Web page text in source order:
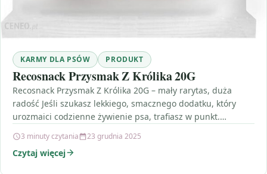
KARMY DLA PSÓW PRODUKT
Recosnack Przysmak Z Królika 20G
Recosnack Przysmak Z Królika 20G – mały rarytas, duża
radość Jeśli szukasz lekkiego, smacznego dodatku, który
urozmaici codzienne żywienie psa, trafiasz w punkt.
3 minuty czytania 23 grudnia 2025
Czytaj więcej